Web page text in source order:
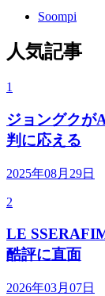
Soompi
人気記事
1
ジョングクが
判に応える
2025年08月29日
2
LE
酷評に直面
2026年03月07日